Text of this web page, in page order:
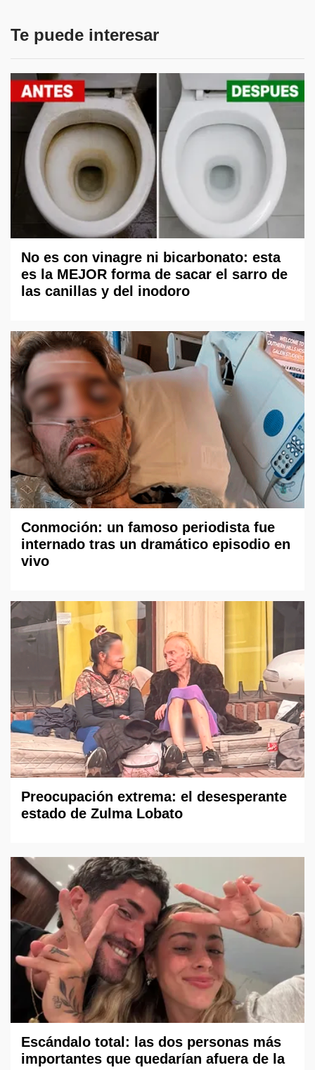
Te puede interesar
No es con vinagre ni bicarbonato: esta
es la MEJOR forma de sacar el sarro de
las canillas y del inodoro
Conmoción: un famoso periodista fue
internado tras un dramático episodio en
vivo
Preocupación extrema: el desesperante
estado de Zulma Lobato
Escándalo total: las dos personas más
importantes que quedarían afuera de la